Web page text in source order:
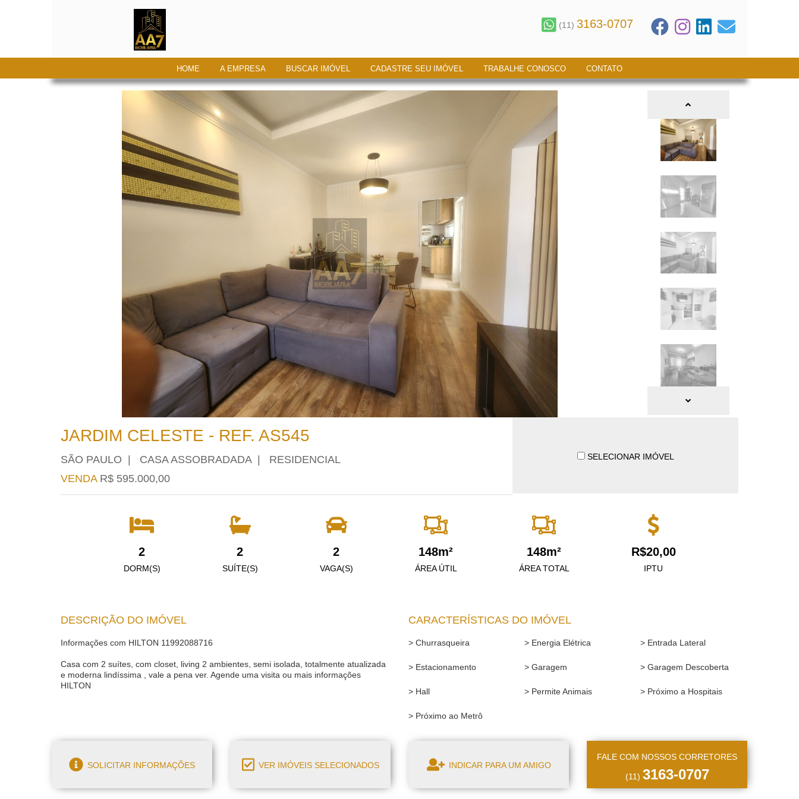
(11) 3163-0707
HOME A EMPRESA BUSCAR IMÓVEL CADASTRE SEU IMÓVEL TRABALHE CONOSCO CONTATO
JARDIM CELESTE - REF. AS545
SÃO PAULO | CASA ASSOBRADADA | RESIDENCIAL
VENDAR$ 595.000,00
SELECIONAR IMÓVEL
2
DORM(S)
2
SUÍTE(S)
2
VAGA(S)
148m²
ÁREA ÚTIL
148m²
ÁREA TOTAL
R$20,00
IPTU
DESCRIÇÃO DO IMÓVEL
Informações com HILTON 11992088716
Casa com 2 suítes, com closet, living 2 ambientes, semi isolada, totalmente atualizada
e moderna lindíssima , vale a pena ver. Agende uma visita ou mais informações
HILTON
CARACTERÍSTICAS DO IMÓVEL
> Churrasqueira > Energia Elétrica > Entrada Lateral
> Estacionamento > Garagem > Garagem Descoberta
> Hall > Permite Animais > Próximo a Hospitais
> Próximo ao Metrô
SOLICITAR INFORMAÇÕES VER IMÓVEIS SELECIONADOS INDICAR PARA UM AMIGO
FALE COM NOSSOS CORRETORES
(11) 3163-0707